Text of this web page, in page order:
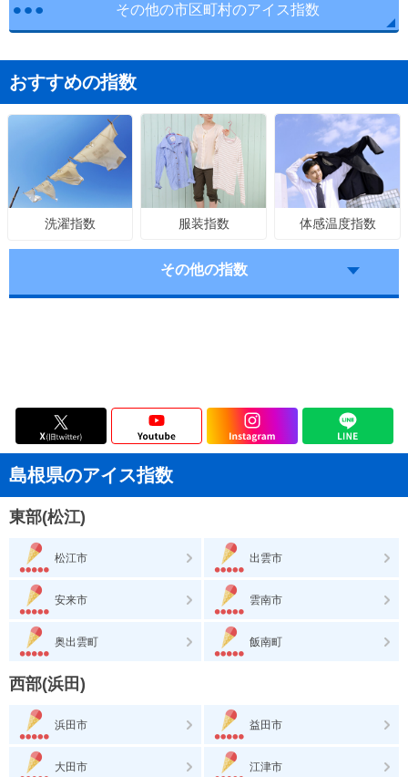
その他の市区町村のアイス指数
おすすめの指数
洗濯指数 服装指数 体感温度指数
その他の指数
島根県のアイス指数
東部(松江)
松江市 出雲市
安来市 雲南市
奥出雲町 飯南町
西部(浜田)
浜田市 益田市
大田市 江津市